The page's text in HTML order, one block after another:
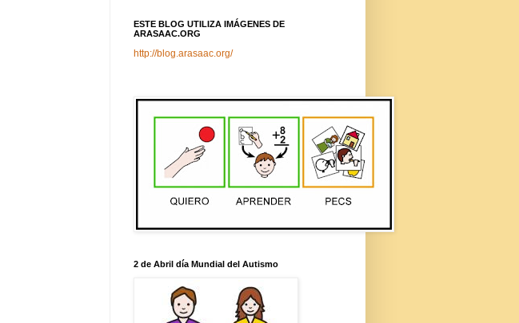
ESTE BLOG UTILIZA IMÁGENES DE
ARASAAC.ORG
http://blog.arasaac.org/
2 de Abril día Mundial del Autismo